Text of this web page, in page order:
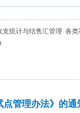
统计与结售汇管理 各类
点管理办法》的通